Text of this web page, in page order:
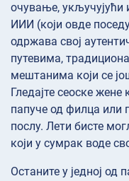
очување, укључујући
ИИИ (који овде
одржава свој
путевима,
мештанима који се
Гледајте сеоске
папуче од филца или
послу. Лети бисте
који у сумрак воде
Останите у једној